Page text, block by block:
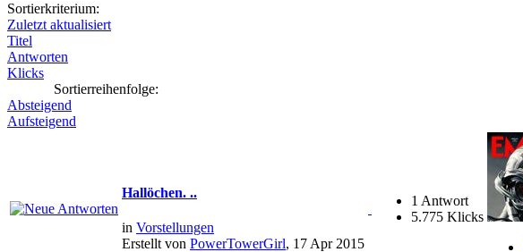
Sortierkriterium:
Zuletzt aktualisiert
Titel
Antworten
Klicks
Sortierreihenfolge:
Absteigend
Aufsteigend
Hallöchen. ..
in Vorstellungen
Erstellt von PowerTowerGirl, 17 Apr 2015
1 Antwort
5.775 Klicks